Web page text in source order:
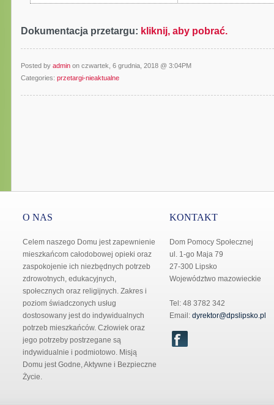
Dokumentacja przetargu: kliknij, aby pobrać.
Posted by admin on czwartek, 6 grudnia, 2018 @ 3:04PM
Categories: przetargi-nieaktualne
O NAS
Celem naszego Domu jest zapewnienie
mieszkańcom całodobowej opieki oraz
zaspokojenie ich niezbędnych potrzeb
zdrowotnych, edukacyjnych,
społecznych oraz religijnych. Zakres i
poziom świadczonych usług
dostosowany jest do indywidualnych
potrzeb mieszkańców. Człowiek oraz
jego potrzeby postrzegane są
indywidualnie i podmiotowo. Misją
Domu jest Godne, Aktywne i Bezpieczne
Życie.
KONTAKT
Dom Pomocy Społecznej
ul. 1-go Maja 79
27-300 Lipsko
Województwo mazowieckie
Tel: 48 3782 342
Email: dyrektor@dpslipsko.pl